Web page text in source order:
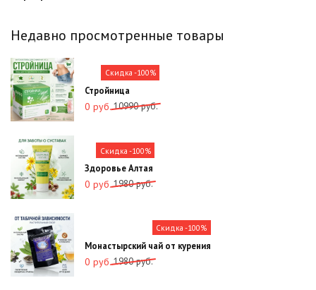
Недавно просмотренные товары
Скидка -100%
Стройница
10990руб.
Первоначальная
10990
руб..
0 руб.
Текущая
руб..Скидка -100%
Здоровье Алтая
1980руб.
Первоначальная
руб..
0 руб.
Текущая
Скидка -100%
Монастырский чай от курения
1980руб.
Первоначальная
0 руб.
Текущая